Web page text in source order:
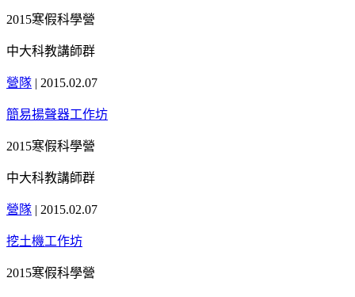
2015寒假科學營
中大科教講師群
營隊 | 2015.02.07
簡易揚聲器工作坊
2015寒假科學營
中大科教講師群
營隊 | 2015.02.07
挖土機工作坊
2015寒假科學營